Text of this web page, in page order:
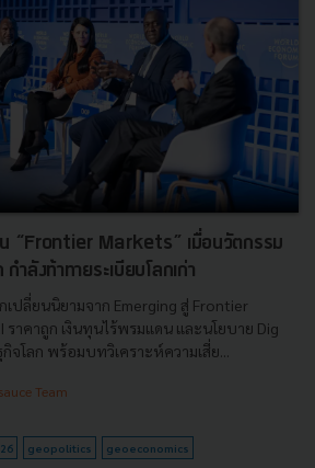
“Frontier Markets” เมื่อนวัตกรรม
ำลังท้าทายระเบียบโลกเก่า
กเปลี่ยนนิยามจาก Emerging สู่ Frontier
าคาถูก เงินทุนไร้พรมแดน และนโยบาย Dig
โลก พร้อมบทวิเคราะห์ความเสี่ย...
Team
geopolitics geoeconomics